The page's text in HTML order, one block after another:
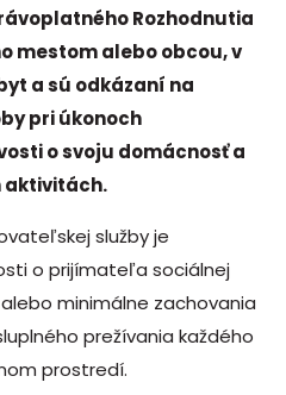
Rozhodnutia
mestom alebo obcou, v
a sú odkázaní na
pri úkonoch
o svoju domácnosť a
aktivitách.
služby je
o prijímateľa sociálnej
minimálne zachovania
prežívania každého
prostredí.